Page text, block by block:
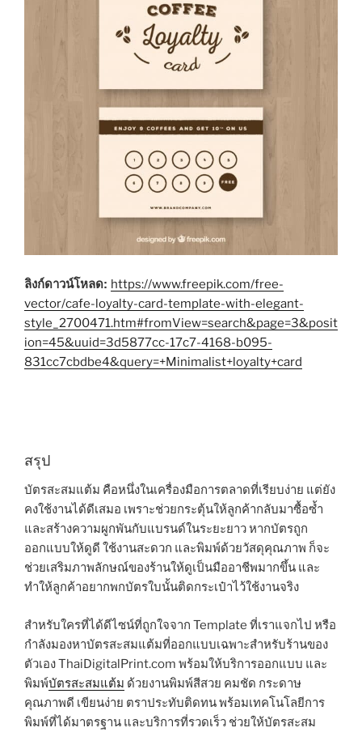
ลิงก์ดาวน์โหลด: https://www.freepik.com/free-
vector/cafe-loyalty-card-template-with-elegant-
style_2700471.htm#fromView=search&page=3&posit
ion=45&uuid=3d5877cc-17c7-4168-b095-
831cc7cbdbe4&query=+Minimalist+loyalty+card
สรุป
บัตรสะสมแต้ม คือหนึ่งในเครื่องมือการตลาดที่เรียบง่าย แต่ยัง
คงใช้งานได้ดีเสมอ เพราะช่วยกระตุ้นให้ลูกค้ากลับมาซื้อซ้ำ
และสร้างความผูกพันกับแบรนด์ในระยะยาว หากบัตรถูก
ออกแบบให้ดูดี ใช้งานสะดวก และพิมพ์ด้วยวัสดุคุณภาพ ก็จะ
ช่วยเสริมภาพลักษณ์ของร้านให้ดูเป็นมืออาชีพมากขึ้น และ
ทำให้ลูกค้าอยากพกบัตรใบนั้นติดกระเป๋าไว้ใช้งานจริง
สำหรับใครที่ได้ดีไซน์ที่ถูกใจจาก Template ที่เราแจกไป หรือ
กำลังมองหาบัตรสะสมแต้มที่ออกแบบเฉพาะสำหรับร้านของ
ตัวเอง ThaiDigitalPrint.com พร้อมให้บริการออกแบบ และ
พิมพ์บัตรสะสมแต้ม ด้วยงานพิมพ์สีสวย คมชัด กระดาษ
คุณภาพดี เขียนง่าย ตราประทับติดทน พร้อมเทคโนโลยีการ
พิมพ์ที่ได้มาตรฐาน และบริการที่รวดเร็ว ช่วยให้บัตรสะสม